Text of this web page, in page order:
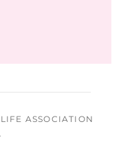
ASSOCIATION